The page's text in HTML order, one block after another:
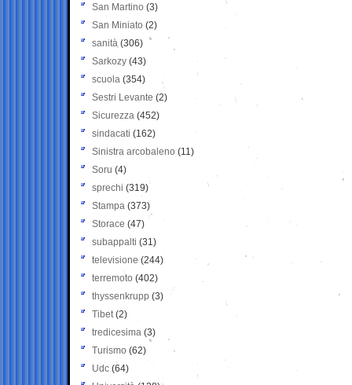
San Martino (3)
San Miniato (2)
sanità (306)
Sarkozy (43)
scuola (354)
Sestri Levante (2)
Sicurezza (452)
sindacati (162)
Sinistra arcobaleno (11)
Soru (4)
sprechi (319)
Stampa (373)
Storace (47)
subappalti (31)
televisione(244)
terremoto (402)
thyssenkrupp (3)
Tibet(2)
tredicesima (3)
Turismo (62)
Udc (64)